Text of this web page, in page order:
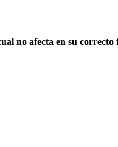
no afecta en su correcto